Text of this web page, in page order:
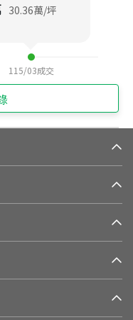
30.36萬/坪
115/03成交